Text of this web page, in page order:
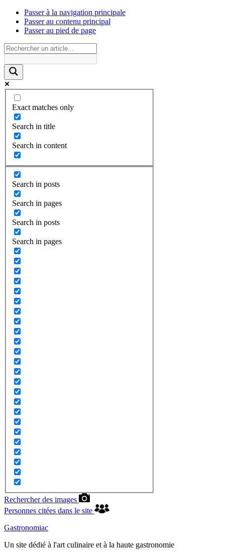
Passer à la navigation principale
Passer au contenu principal
Passer au pied de page
Exact matches only
Search in title
Search in content
Search in posts
Search in pages
Search in posts
Search in pages
Rechercher des images
Personnes citées dans le site
Gastronomiac
Un site dédié à l'art culinaire et à la haute gastronomie